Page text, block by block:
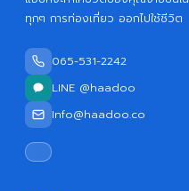
ทุกๆ การท่องเที่ยว ออกไปใช้ชีวิต
065-531-2242
LINE @haadoo
Info@haadoo.co